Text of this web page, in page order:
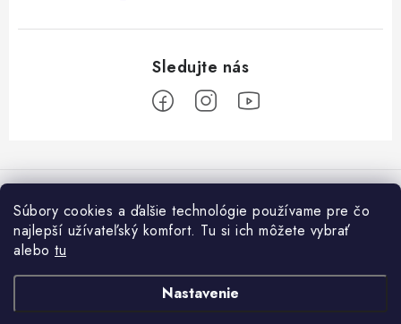
Súbory cookies a ďalšie technológie používame pre čo
najlepší užívateľský komfort. Tu si ich môžete vybrať
alebo tu
Nastavenie
á
Ako správne používat mulčovaciu biotextiliu z ovčej vlny v praxi
Ovčia vlna v záhrade: prírodný mulč, ktorý zlepšuje pôdu a chráni
Informácie pre vás
Dodanie tovaru a ceny za doručenie
Hodnotenie obchodu
Prijímame online platby